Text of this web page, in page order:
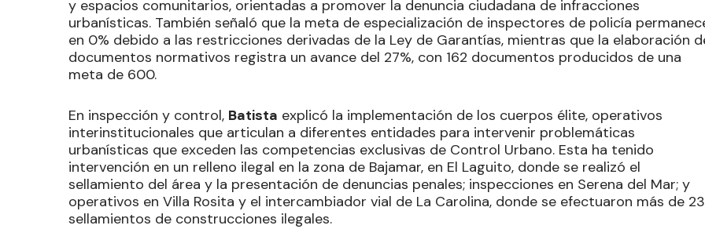
y espacios comunitarios, orientadas a promover la denuncia ciudadana de infracciones
urbanísticas. También señaló que la meta de especialización de inspectores de policía
en 0% debido a las restricciones derivadas de la Ley de Garantías, mientras que la elaboración
documentos normativos registra un avance del 27%, con 162 documentos producidos de una
meta de 600.
En inspección y control, Batista explicó la implementación de los cuerpos élite, operativos
interinstitucionales que articulan a diferentes entidades para intervenir problemáticas
urbanísticas que exceden las competencias exclusivas de Control Urbano. Esta ha tenido
intervención en un relleno ilegal en la zona de Bajamar, en El Laguito, donde se realizó el
sellamiento del área y la presentación de denuncias penales; inspecciones en Serena del Mar; y
operativos en Villa Rosita y el intercambiador vial de La Carolina, donde se efectuaron más de 23
sellamientos de construcciones ilegales.